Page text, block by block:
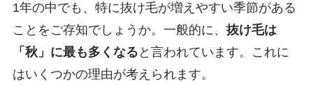
1年の中でも、特に抜け毛が増えやすい季節がある
ことをご存知でしょうか。一般的に、 抜け毛は
「秋」に最も多くなる と言われています。これに
はいくつかの理由が考えられます。